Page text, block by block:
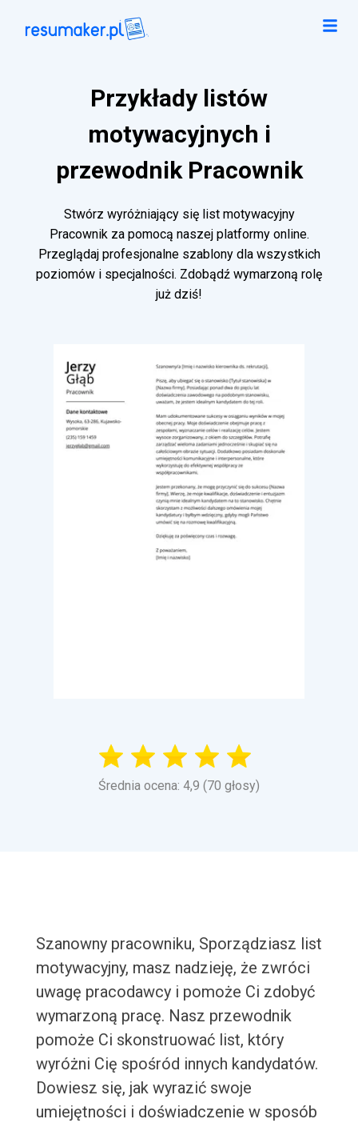
Przykłady listów
motywacyjnych i
przewodnik Pracownik
Stwórz wyróżniający się list motywacyjny
Pracownik za pomocą naszej platformy online.
Przeglądaj profesjonalne szablony dla wszystkich
poziomów i specjalności. Zdobądź wymarzoną rolę
już dziś!
Średnia ocena: 4,9 (70 głosy)
Szanowny pracowniku, Sporządziasz list
motywacyjny, masz nadzieję, że zwróci
uwagę pracodawcy i pomoże Ci zdobyć
wymarzoną pracę. Nasz przewodnik
pomoże Ci skonstruować list, który
wyróżni Cię spośród innych kandydatów.
Dowiesz się, jak wyrazić swoje
umiejętności i doświadczenie w sposób